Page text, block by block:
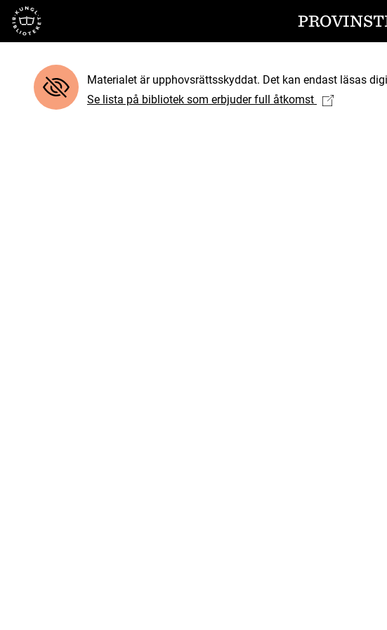
Till startsidan
Materialet är upphovsrättsskyddat. Det kan endast läsas
Se lista på bibliotek som erbjuder full åtkomst